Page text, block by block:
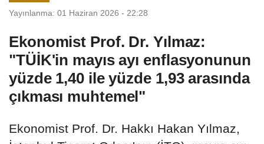
Yayınlanma: 01 Haziran 2026 - 22:28
Ekonomist Prof. Dr. Yılmaz:
"TÜİK'in mayıs ayı enflasyonunun
yüzde 1,40 ile yüzde 1,93 arasında
çıkması muhtemel"
Ekonomist Prof. Dr. Hakkı Hakan Yılmaz,